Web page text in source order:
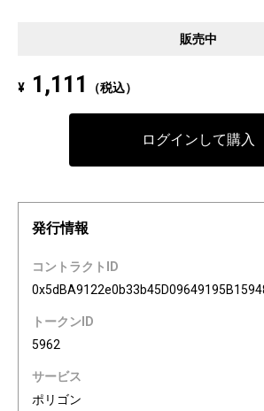
Pixel art NFT "INFOBAR Friends" was created to
3. The expressions on the INFOBAR FRIENDS'
mbination patterns of "character x expression x
販売中
¥ 1,111 （税込）
ログインして購入
発行情報
コントラクトID
トークンID
5962
サービス
ポリゴン